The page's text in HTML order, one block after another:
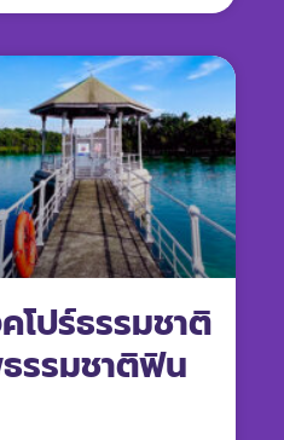
เถอะ!
โปร์ธรรมชาติ
รรมชาติฟิน